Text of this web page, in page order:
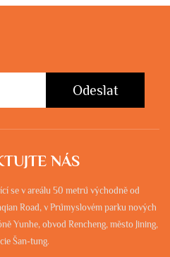
Odeslat
NÁS
se v areálu 50 metrů východně od
Road, v Průmyslovém parku nových
Yunhe, obvod Rencheng, město Jining,
Šan-tung.